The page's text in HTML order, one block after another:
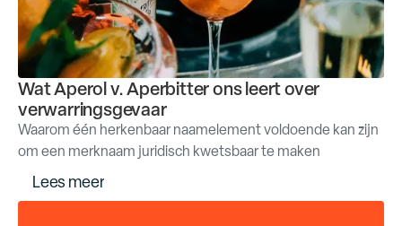
Wat Aperol v. Aperbitter ons leert over
verwarringsgevaar
Waarom één herkenbaar naamelement voldoende kan zijn
om een merknaam juridisch kwetsbaar te maken
Lees meer